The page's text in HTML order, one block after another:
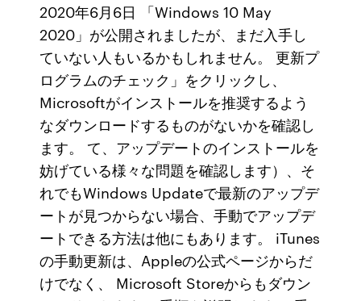
2020年6月6日 「Windows 10 May
2020」が公開されましたが、まだ入手し
ていない人もいるかもしれません。 更新プ
ログラムのチェック」をクリックし、
Microsoftがインストールを推奨するよう
なダウンロードするものがないかを確認し
ます。 て、アップデートのインストールを
妨げている様々な問題を確認します）、そ
れでもWindows Updateで最新のアップデ
ートが見つからない場合、手動でアップデ
ートできる方法は他にもあります。 iTunes
の手動更新は、Appleの公式ページからだ
けでなく、 Microsoft Storeからもダウン